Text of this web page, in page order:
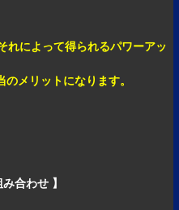
によって得られるパワーアッ
メリットになります。
合わせ 】